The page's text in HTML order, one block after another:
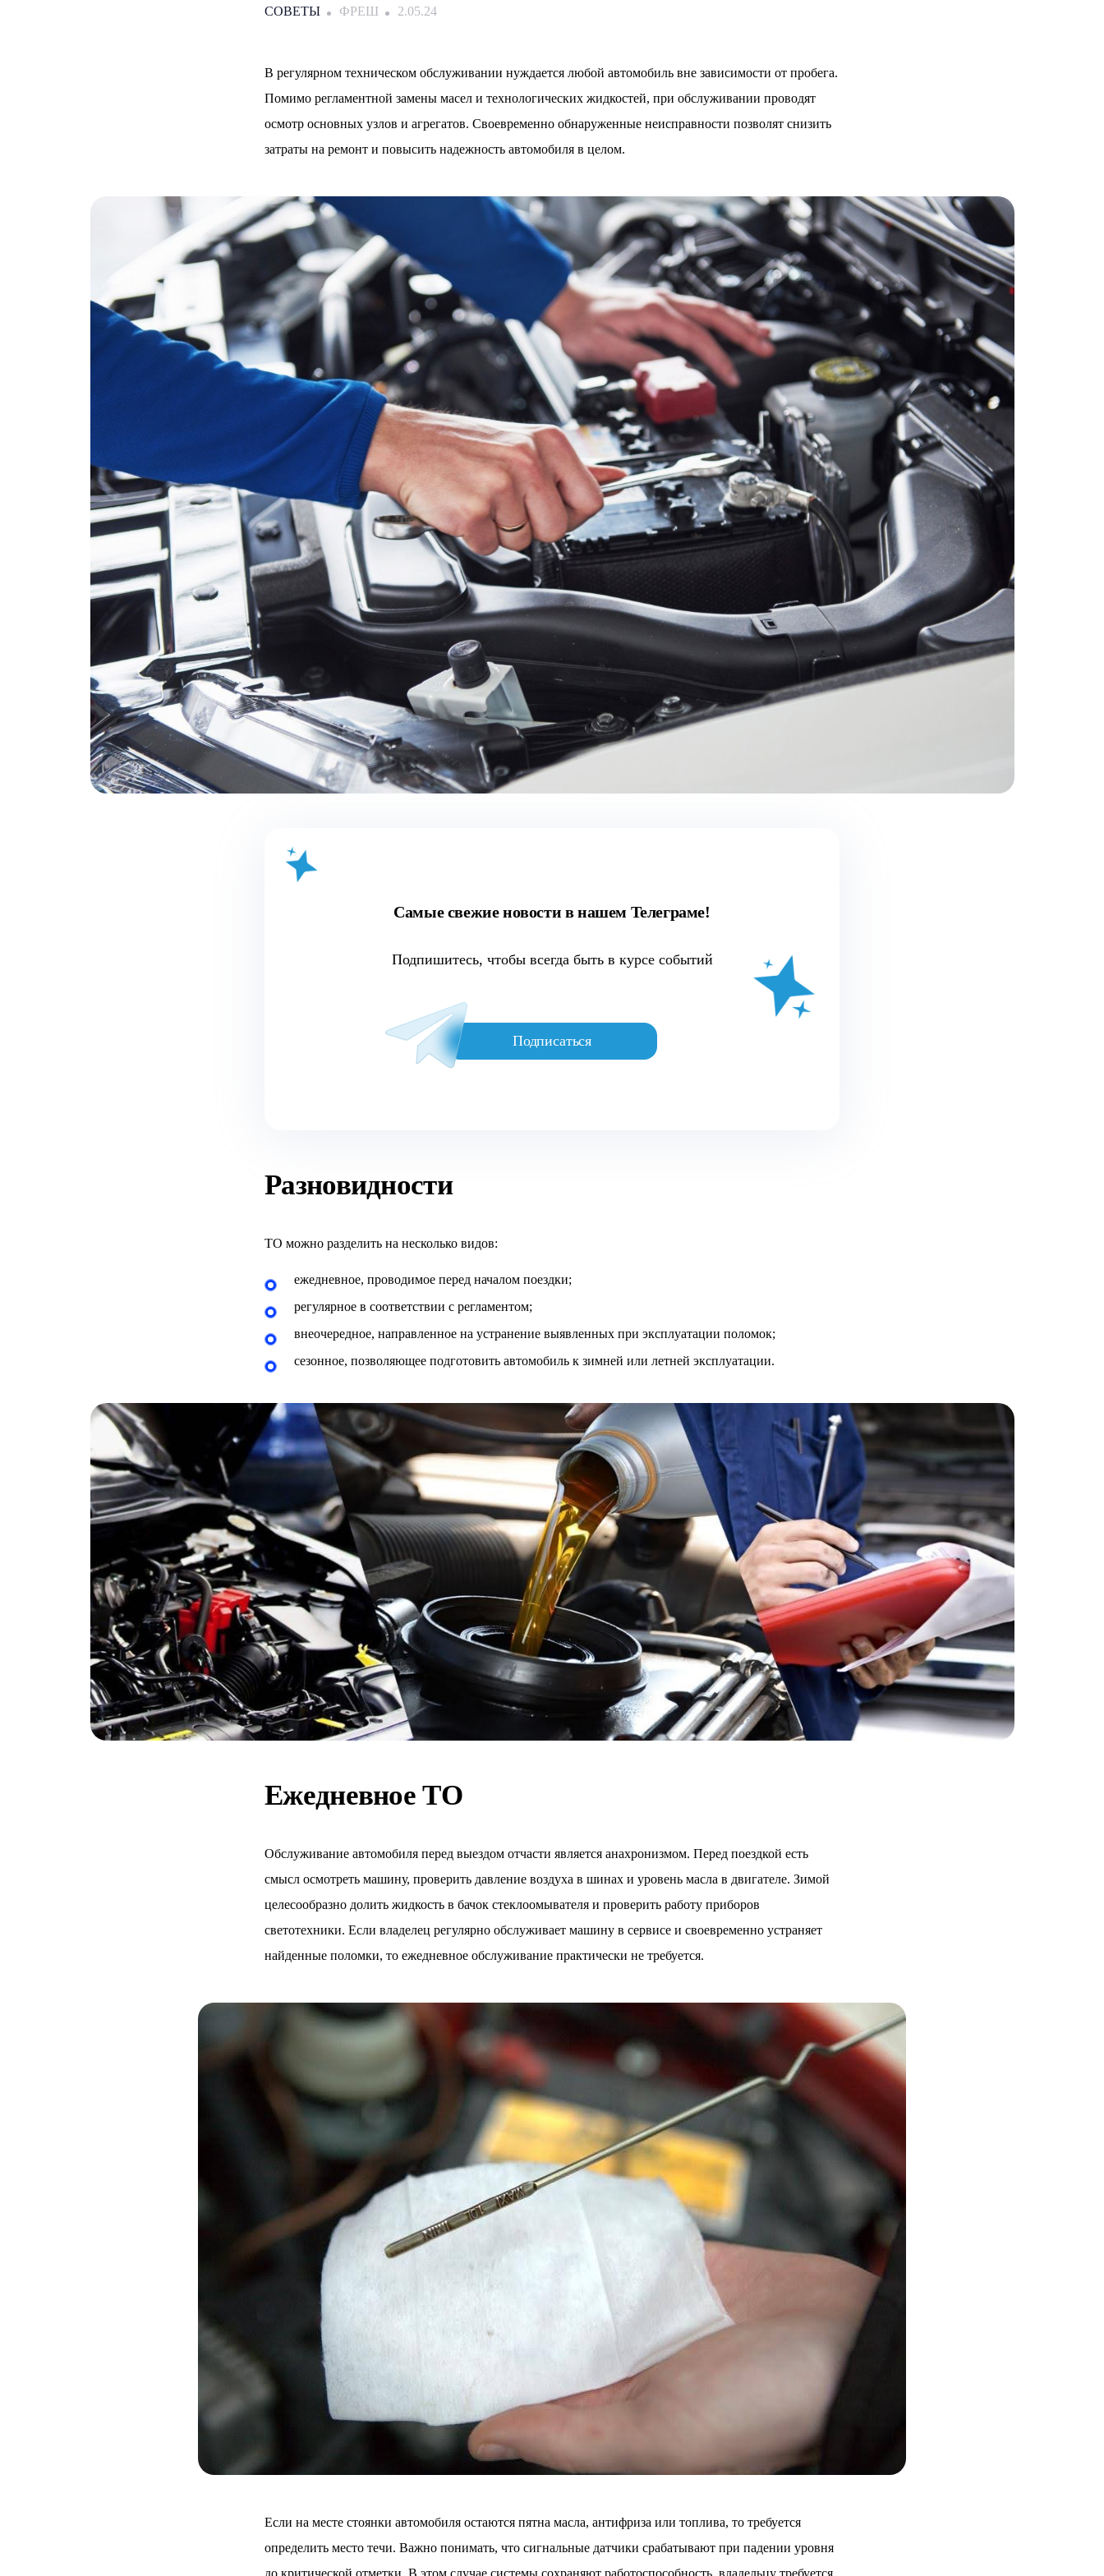
СОВЕТЫ ФРЕШ 2.05.24
В регулярном техническом обслуживании нуждается любой автомобиль вне зависимости от пробега.
Помимо регламентной замены масел и технологических жидкостей, при обслуживании проводят
осмотр основных узлов и агрегатов. Своевременно обнаруженные неисправности позволят снизить
затраты на ремонт и повысить надежность автомобиля в целом.
Самые свежие новости в нашем Телеграме!
Подпишитесь, чтобы всегда быть в курсе событий
Подписаться
Разновидности
ТО можно разделить на несколько видов:
ежедневное, проводимое перед началом поездки;
регулярное в соответствии с регламентом;
внеочередное, направленное на устранение выявленных при эксплуатации поломок;
сезонное, позволяющее подготовить автомобиль к зимней или летней эксплуатации.
Ежедневное ТО
Обслуживание автомобиля перед выездом отчасти является анахронизмом. Перед поездкой есть
смысл осмотреть машину, проверить давление воздуха в шинах и уровень масла в двигателе. Зимой
целесообразно долить жидкость в бачок стеклоомывателя и проверить работу приборов
светотехники. Если владелец регулярно обслуживает машину в сервисе и своевременно устраняет
найденные поломки, то ежедневное обслуживание практически не требуется.
Если на месте стоянки автомобиля остаются пятна масла, антифриза или топлива, то требуется
определить место течи. Важно понимать, что сигнальные датчики срабатывают при падении уровня
до критической отметки. В этом случае системы сохраняют работоспособность, владельцу требуется